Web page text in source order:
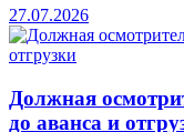
27.07.2026
Должная
до аванса и